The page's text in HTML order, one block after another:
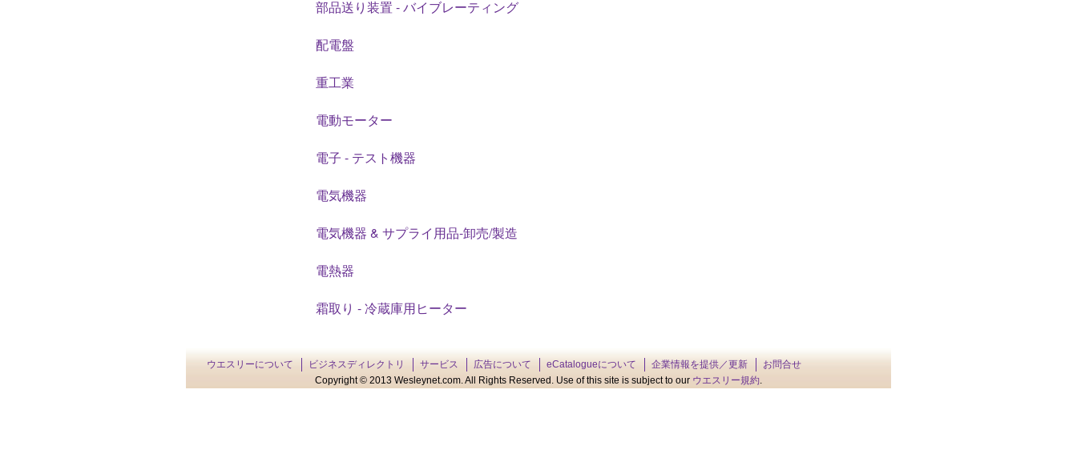
部品送り装置 - バイブレーティング
配電盤
重工業
電動モーター
電子 - テスト機器
電気機器
電気機器 & サプライ用品-卸売/製造
電熱器
霜取り - 冷蔵庫用ヒーター
ウエスリーについて ビジネスディレクトリ サービス 広告について eCatalogueについて 企業情報を提供／更新
お問合せ
Copyright © 2013 Wesleynet.com. All Rights Reserved. Use of this site is subject to our ウエスリー規約.